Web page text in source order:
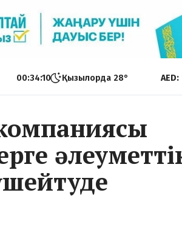
00:34:11 Қызылорда 28° AED: